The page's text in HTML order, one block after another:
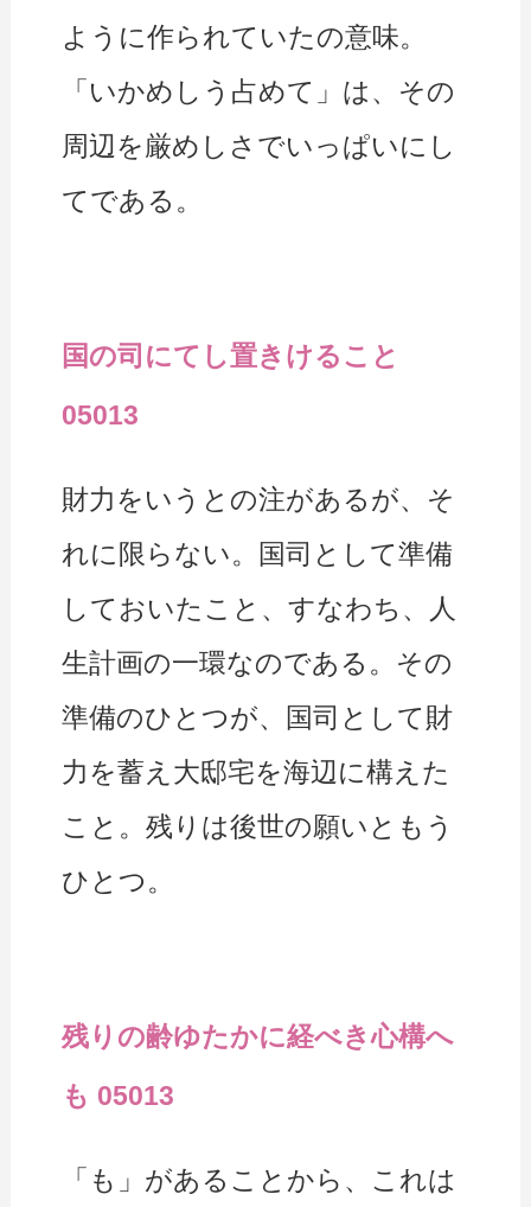
ように作られていたの意味。
「いかめしう占めて」は、その
周辺を厳めしさでいっぱいにし
てである。
国の司にてし置きけること
05013
財力をいうとの注があるが、そ
れに限らない。国司として準備
しておいたこと、すなわち、人
生計画の一環なのである。その
準備のひとつが、国司として財
力を蓄え大邸宅を海辺に構えた
こと。残りは後世の願いともう
ひとつ。
残りの齢ゆたかに経べき心構へ
も 05013
「も」があることから、これは